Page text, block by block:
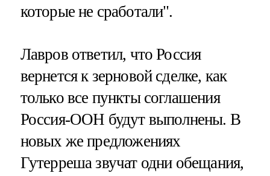
которые не сработали".
Лавров ответил, что Россия
вернется к зерновой сделке, как
только все пункты соглашения
Россия-ООН будут выполнены. В
новых же предложениях
Гутерреша звучат одни обещания,